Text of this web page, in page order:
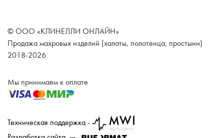
© ООО «КЛИНЕЛЛИ ОНЛАЙН»
Продажа махровых изделий (халаты, полотенца, простыни)
2018-2026
Мы принимаем к оплате
Техническая поддержка -